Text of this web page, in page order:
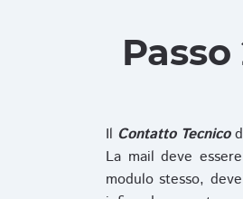
Il Contatto Tecnico
La mail deve
modulo stesso,